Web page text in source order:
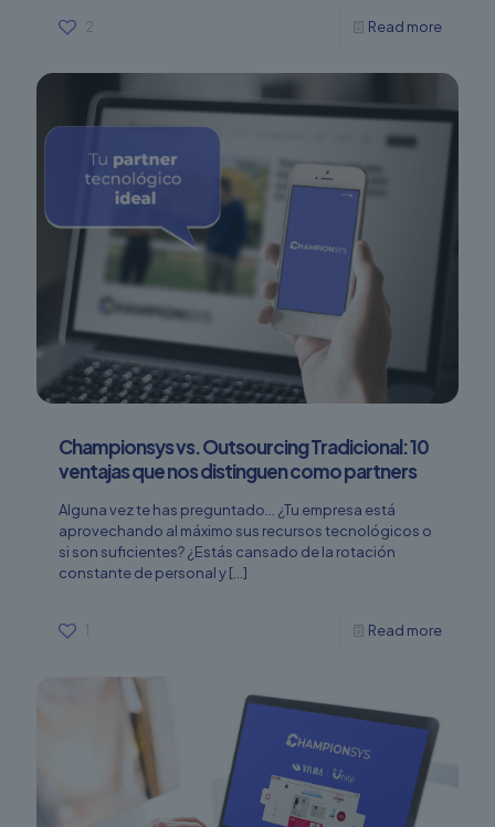
2 Read more
Championsys vs. Outsourcing Tradicional: 10
ventajas que nos distinguen como partners
Alguna vez te has preguntado… ¿Tu empresa está
aprovechando al máximo sus recursos tecnológicos o
si son suficientes? ¿Estás cansado de la rotación
constante de personal y[…]
1 Read more